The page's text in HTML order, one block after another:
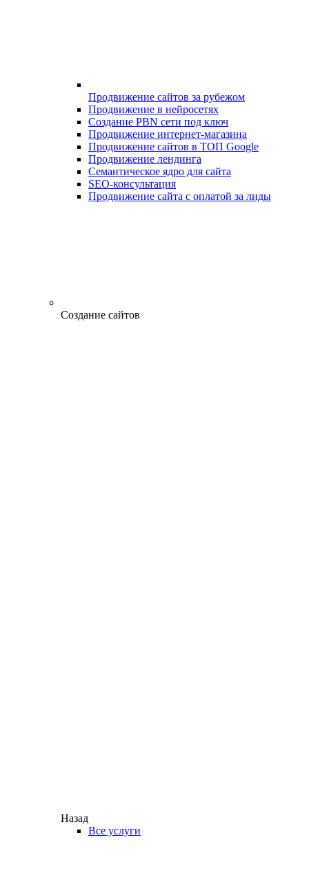
Продвижение сайтов за рубежом
Продвижение в нейросетях
Создание PBN сети под ключ
Продвижение интернет-магазина
Продвижение сайтов в ТОП Google
Продвижение лендинга
Семантическое ядро для сайта
SEO-консультация
Продвижение сайта с оплатой за лиды
Создание сайтов
Назад
Все услуги